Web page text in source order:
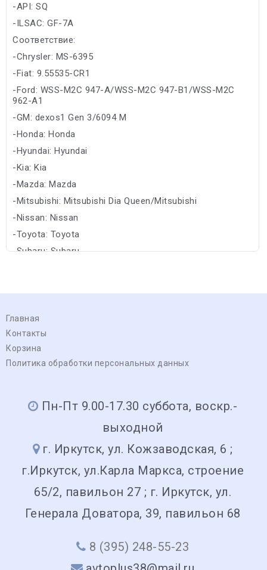
-API: SQ
-ILSAC: GF-7A
Соответствие:
-Chrysler: MS-6395
-Fiat: 9.55535-CR1
-Ford: WSS-M2C 947-A/WSS-M2C 947-B1/WSS-M2C
962-A1
-GM: dexos1 Gen 3/6094 M
-Honda: Honda
-Hyundai: Hyundai
-Kia: Kia
-Mazda: Mazda
-Mitsubishi: Mitsubishi Dia Queen/Mitsubishi
-Nissan: Nissan
-Toyota: Toyota
-Subaru: Subaru
Главная
Контакты
Корзина
Политика обработки персональных данных
Пн-Пт 9.00-17.30 суббота, воскр.-
выходной
г. Иркутск, ул. Кожзаводская, 6 ;
г.Иркутск, ул.Карла Маркса, строение
65/2, павильон 27 ; г. Иркутск, ул.
Генерала Доватора, 39, павильон 68
8 (395) 248-55-23